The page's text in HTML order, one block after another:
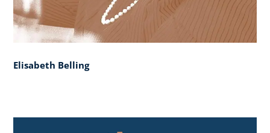
Elisabeth Belling